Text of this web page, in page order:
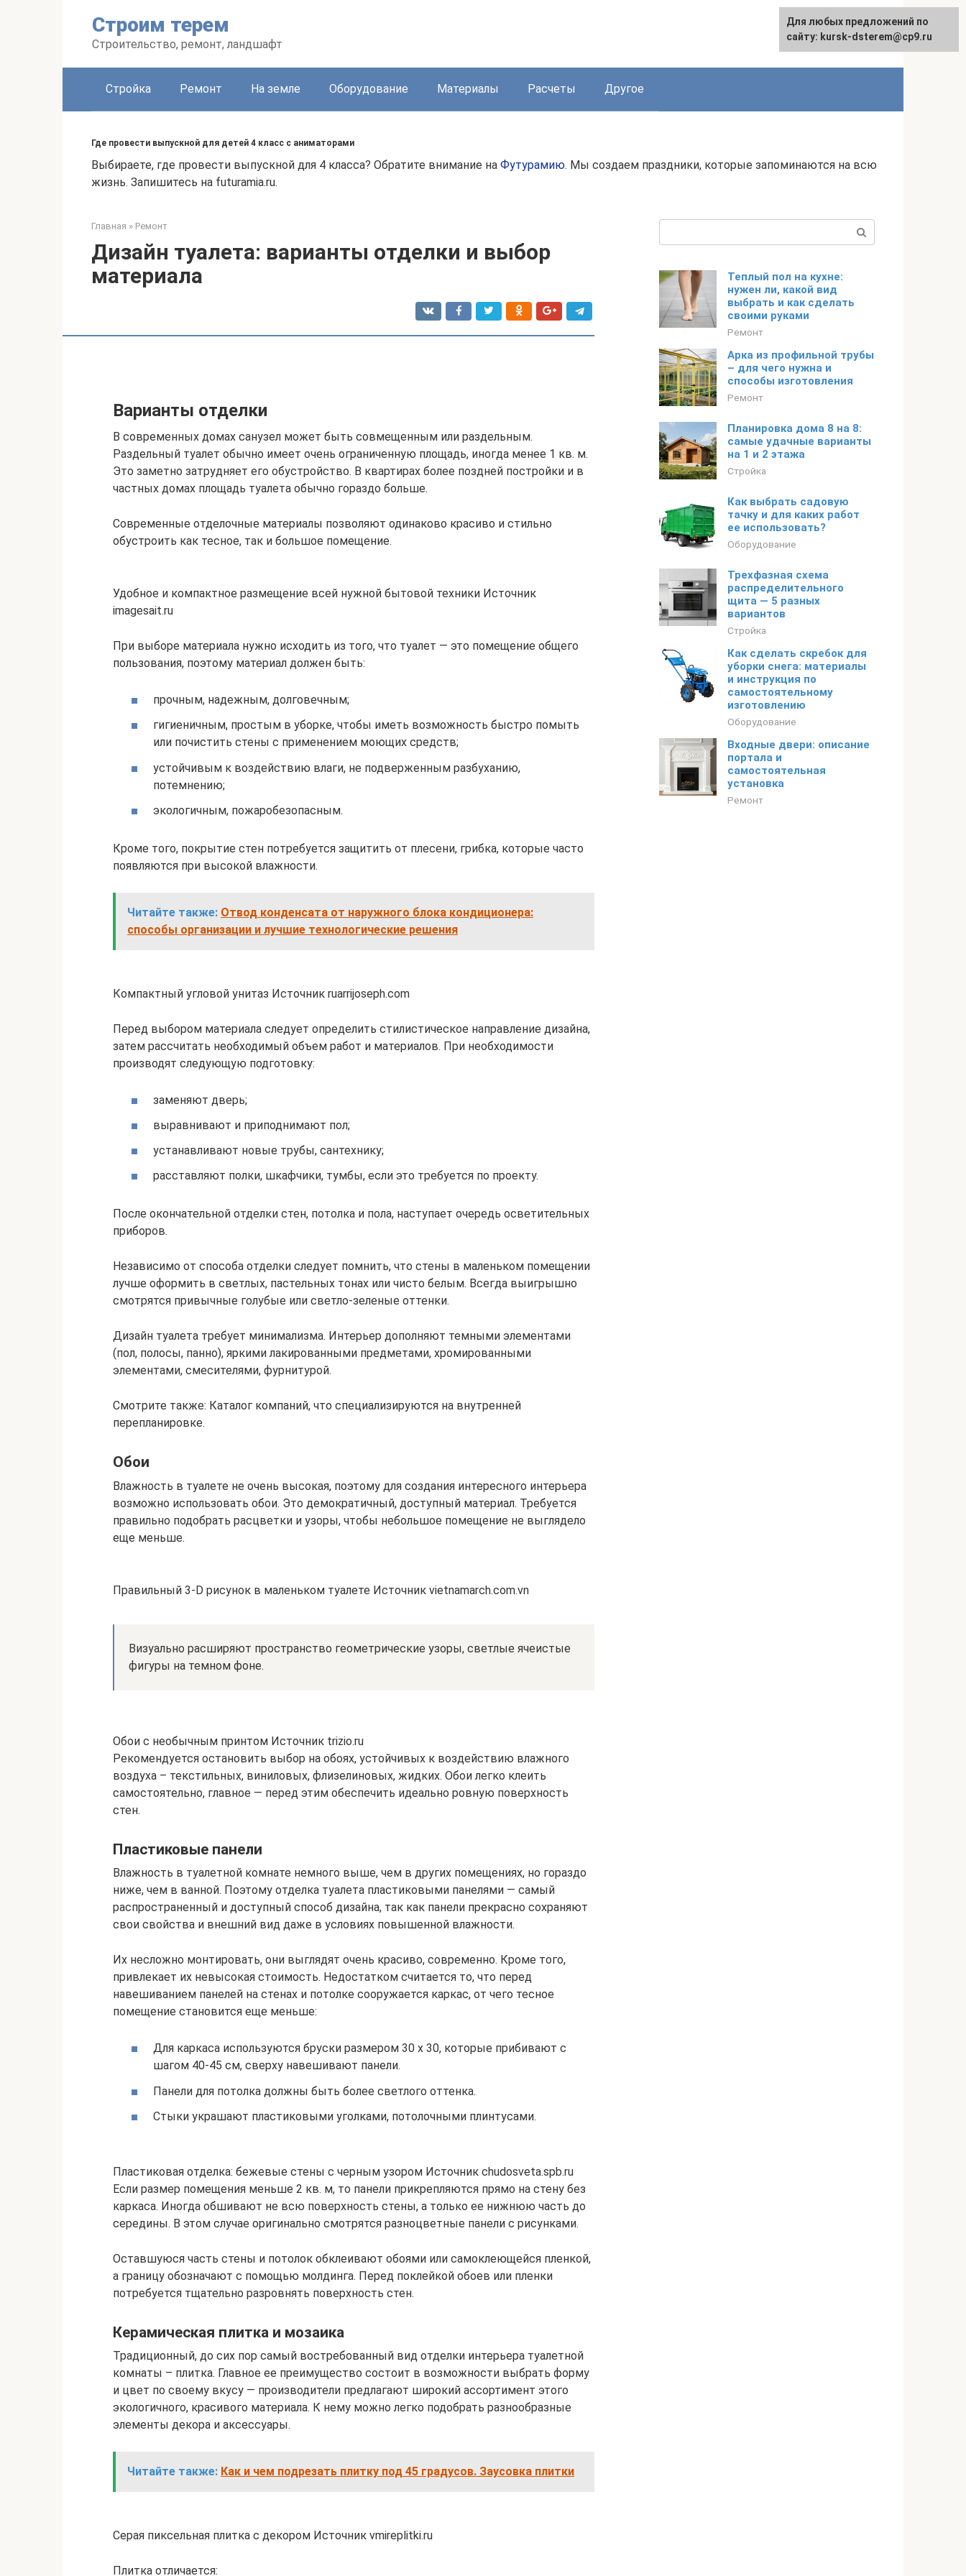
Строим терем
Строительство, ремонт, ландшафт
English
Стройка Ремонт На земле Оборудование Материалы Расчеты Другое
Где провести выпускной для детей 4 класс с аниматорами
Выбираете, где провести выпускной для 4 класса? Обратите внимание на Футурамию. Мы создаем праздники, которые запоминаются на всю
жизнь. Запишитесь на futuramia.ru.
Главная » Ремонт
Дизайн туалета: варианты отделки и выбор
материала
Варианты отделки
В современных домах санузел может быть совмещенным или раздельным.
Раздельный туалет обычно имеет очень ограниченную площадь, иногда менее 1 кв. м.
Это заметно затрудняет его обустройство. В квартирах более поздней постройки и в
частных домах площадь туалета обычно гораздо больше.
Современные отделочные материалы позволяют одинаково красиво и стильно
обустроить как тесное, так и большое помещение.
Удобное и компактное размещение всей нужной бытовой техники Источник
imagesait.ru
При выборе материала нужно исходить из того, что туалет — это помещение общего
пользования, поэтому материал должен быть:
прочным, надежным, долговечным;
гигиеничным, простым в уборке, чтобы иметь возможность быстро помыть
или почистить стены с применением моющих средств;
устойчивым к воздействию влаги, не подверженным разбуханию,
потемнению;
экологичным, пожаробезопасным.
Кроме того, покрытие стен потребуется защитить от плесени, грибка, которые часто
появляются при высокой влажности.
Читайте также: Отвод конденсата от наружного блока кондиционера:
способы организации и лучшие технологические решения
Компактный угловой унитаз Источник ruarrijoseph.com
Перед выбором материала следует определить стилистическое направление дизайна,
затем рассчитать необходимый объем работ и материалов. При необходимости
производят следующую подготовку:
заменяют дверь;
выравнивают и приподнимают пол;
устанавливают новые трубы, сантехнику;
расставляют полки, шкафчики, тумбы, если это требуется по проекту.
После окончательной отделки стен, потолка и пола, наступает очередь осветительных
приборов.
Независимо от способа отделки следует помнить, что стены в маленьком помещении
лучше оформить в светлых, пастельных тонах или чисто белым. Всегда выигрышно
смотрятся привычные голубые или светло-зеленые оттенки.
Дизайн туалета требует минимализма. Интерьер дополняют темными элементами
(пол, полосы, панно), яркими лакированными предметами, хромированными
элементами, смесителями, фурнитурой.
Смотрите также: Каталог компаний, что специализируются на внутренней
перепланировке.
Обои
Влажность в туалете не очень высокая, поэтому для создания интересного интерьера
возможно использовать обои. Это демократичный, доступный материал. Требуется
правильно подобрать расцветки и узоры, чтобы небольшое помещение не выглядело
еще меньше.
Правильный 3-D рисунок в маленьком туалете Источник vietnamarch.com.vn
Визуально расширяют пространство геометрические узоры, светлые ячеистые
фигуры на темном фоне.
Обои с необычным принтом Источник trizio.ru
Рекомендуется остановить выбор на обоях, устойчивых к воздействию влажного
воздуха – текстильных, виниловых, флизелиновых, жидких. Обои легко клеить
самостоятельно, главное — перед этим обеспечить идеально ровную поверхность
стен.
Пластиковые панели
Влажность в туалетной комнате немного выше, чем в других помещениях, но гораздо
ниже, чем в ванной. Поэтому отделка туалета пластиковыми панелями — самый
распространенный и доступный способ дизайна, так как панели прекрасно сохраняют
свои свойства и внешний вид даже в условиях повышенной влажности.
Их несложно монтировать, они выглядят очень красиво, современно. Кроме того,
привлекает их невысокая стоимость. Недостатком считается то, что перед
навешиванием панелей на стенах и потолке сооружается каркас, от чего тесное
помещение становится еще меньше:
Для каркаса используются бруски размером 30 х 30, которые прибивают с
шагом 40-45 см, сверху навешивают панели.
Панели для потолка должны быть более светлого оттенка.
Стыки украшают пластиковыми уголками, потолочными плинтусами.
Пластиковая отделка: бежевые стены с черным узором Источник chudosveta.spb.ru
Если размер помещения меньше 2 кв. м, то панели прикрепляются прямо на стену без
каркаса. Иногда обшивают не всю поверхность стены, а только ее нижнюю часть до
середины. В этом случае оригинально смотрятся разноцветные панели с рисунками.
Оставшуюся часть стены и потолок обклеивают обоями или самоклеющейся пленкой,
а границу обозначают с помощью молдинга. Перед поклейкой обоев или пленки
потребуется тщательно разровнять поверхность стен.
Керамическая плитка и мозаика
Традиционный, до сих пор самый востребованный вид отделки интерьера туалетной
комнаты – плитка. Главное ее преимущество состоит в возможности выбрать форму
и цвет по своему вкусу — производители предлагают широкий ассортимент этого
экологичного, красивого материала. К нему можно легко подобрать разнообразные
элементы декора и аксессуары.
Читайте также: Как и чем подрезать плитку под 45 градусов. Заусовка плитки
Серая пиксельная плитка с декором Источник vmireplitki.ru
Плитка отличается:
Теплый пол на кухне:
нужен ли, какой вид
выбрать и как сделать
своими руками
Ремонт
Арка из профильной трубы
– для чего нужна и
способы изготовления
Ремонт
Планировка дома 8 на 8:
самые удачные варианты
на 1 и 2 этажа
Стройка
Как выбрать садовую
тачку и для каких работ
ее использовать?
Оборудование
Трехфазная схема
распределительного
щита — 5 разных
вариантов
Стройка
Как сделать скребок для
уборки снега: материалы
и инструкция по
самостоятельному
изготовлению
Оборудование
Входные двери: описание
портала и
самостоятельная
установка
Ремонт
Для любых предложений по
сайту: kursk-dsterem@cp9.ru